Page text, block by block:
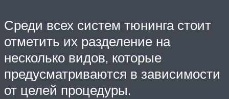
Среди всех систем тюнинга стоит
отметить их разделение на
несколько видов, которые
предусматриваются в зависимости
от целей процедуры.